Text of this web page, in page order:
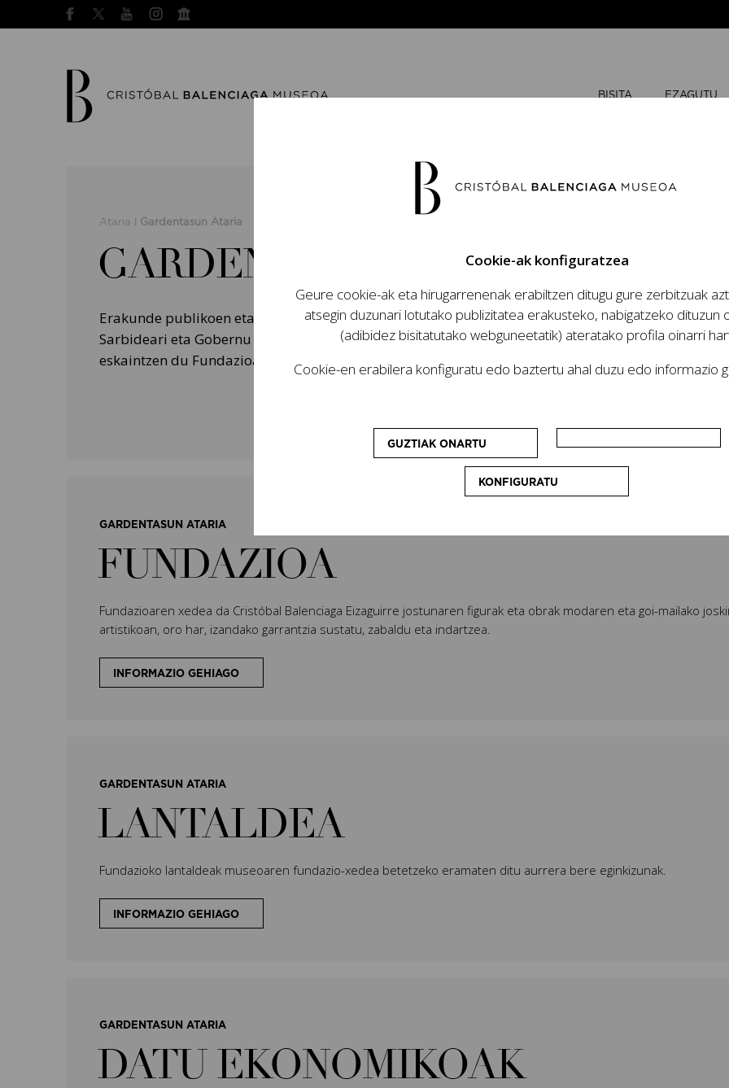
BISITA EZAGUTU
Ataria Gardentasun Ataria
GARDENTASUN ATARIA
Erakunde publikoen eta sektore publikoko kontratuen gardentasuna bermatzeko xedez,
Sarbideari eta Gobernu Onari buruzko abenduaren 9ko 19/2013 Legeak eskatzen duenarekin
eskaintzen du Fundazioari dagozkion antolakuntza- zein ekonomia-alderdiez.
GARDENTASUN ATARIA
FUNDAZIOA
Fundazioaren xedea da Cristóbal Balenciaga Eizaguirre jostunaren figurak eta obrak modaren eta goi-mailako
artistikoan, oro har, izandako garrantzia sustatu, zabaldu eta indartzea.
INFORMAZIO GEHIAGO
GARDENTASUN ATARIA
LANTALDEA
Fundazioko lantaldeak museoaren fundazio-xedea betetzeko eramaten ditu aurrera bere eginkizunak.
INFORMAZIO GEHIAGO
GARDENTASUN ATARIA
DATU EKONOMIKOAK
Cookie-ak konfiguratzea
Geure cookie-ak eta hirugarrenenak erabiltzen ditugu gure zerbitzuak
atsegin duzunari lotutako publizitatea erakusteko, nabigatzeko dituzun
(adibidez bisitatutako webguneetatik) ateratako profila oinarri
Cookie-en erabilera konfiguratu edo baztertu ahal duzu edo informazio
GUZTIAK ONARTU
KONFIGURATU